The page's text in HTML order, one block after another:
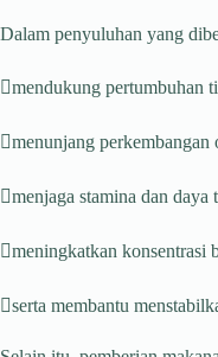
Dalam penyuluhan yang
mendukung pertumbuhan
menunjang perkembangan
menjaga stamina dan daya
meningkatkan konsentrasi
serta membantu